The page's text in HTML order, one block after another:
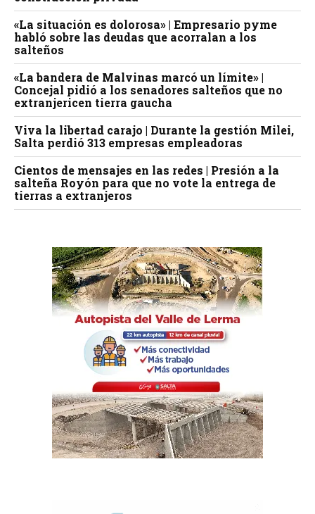
«La situación es dolorosa» | Empresario pyme
habló sobre las deudas que acorralan a los
salteños
«La bandera de Malvinas marcó un límite» |
Concejal pidió a los senadores salteños que no
extranjericen tierra gaucha
Viva la libertad carajo | Durante la gestión Milei,
Salta perdió 313 empresas empleadoras
Cientos de mensajes en las redes | Presión a la
salteña Royón para que no vote la entrega de
tierras a extranjeros